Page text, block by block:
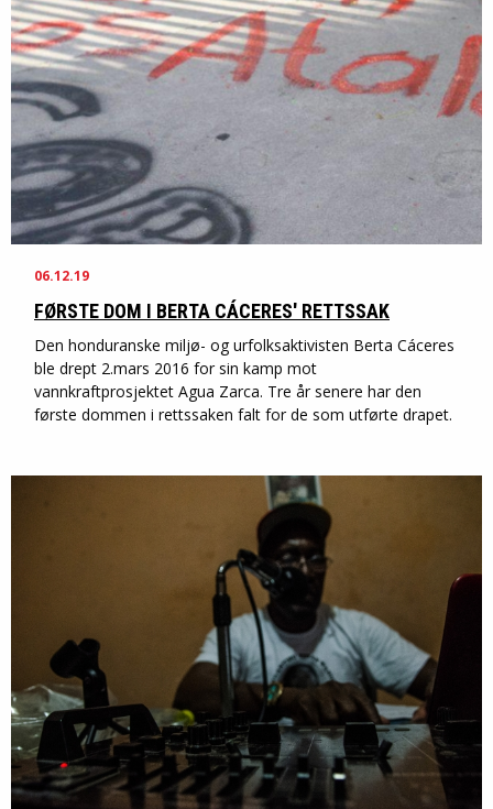
06.12.19
FØRSTE DOM I BERTA CÁCERES' RETTSSAK
Den honduranske miljø- og urfolksaktivisten Berta Cáceres
ble drept 2.mars 2016 for sin kamp mot
vannkraftprosjektet Agua Zarca. Tre år senere har den
første dommen i rettssaken falt for de som utførte drapet.